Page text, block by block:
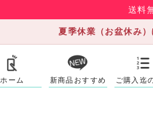
送料
夏季休業（お盆休み
ホーム 新商品おすすめ ご購入迄